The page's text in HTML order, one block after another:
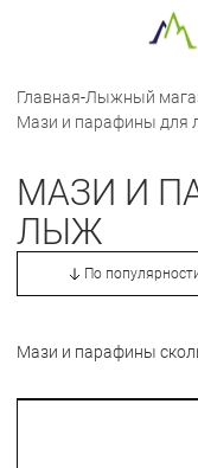
Главная-Лыжный
Мази и парафины для
МАЗИ И
ЛЫЖ
По
Мази и парафины